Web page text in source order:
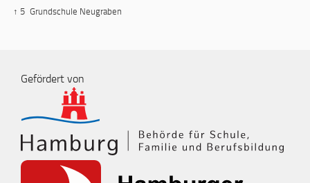
↑ 5 Grundschule Neugraben
Gefördert von